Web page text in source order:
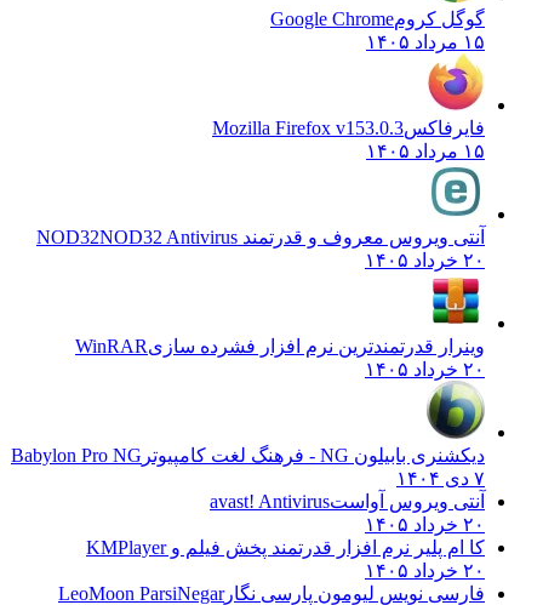
گوگل کروم Google Chrome
فایرفاکس Mozilla Firefox v153.0.3
آنتی ویروس معروف و قدرتمند NOD32NOD32 Antivirus
وینرار قدرتمندترین نرم افزار فشرده سازیWinRAR
دیکشنری بابیلون NG - فرهنگ لغت کامپیوتر
Babylon Pro NG
آنتی ویروس آواست avast! Antivirus
کا ام پلیر نرم افزار قدرتمند پخش فیلم و KMPlayer
فارسی نویس لیومون پارسی نگارLeoMoon ParsiNegar